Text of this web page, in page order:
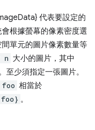
代表要設定的
根據螢幕的像素密度選
單元的圖片像素數量等
n 大小的圖片，其中
至少須指定一張圖片。
foo 相當於
。